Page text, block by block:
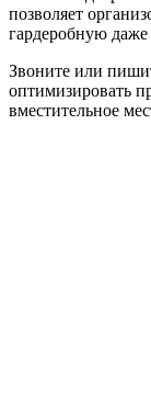
позволяет
гардеробную
Звоните или
оптимизировать
вместительное